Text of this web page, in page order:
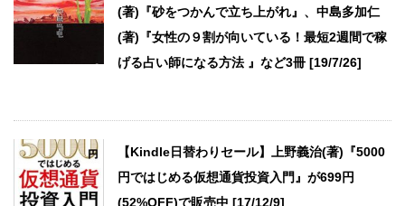
(著)『砂をつかんで立ち上がれ』、中島多加仁
(著)『女性の９割が向いている！最短2週間で稼
げる占い師になる方法 』など3冊 [19/7/26]
【Kindle日替わりセール】上野義治(著)『5000
円ではじめる仮想通貨投資入門』が699円
(52%OFF)で販売中 [17/12/9]